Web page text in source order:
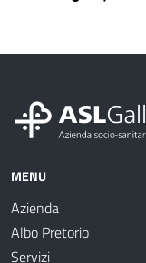
MENU
Azienda
Albo Pretorio
Servizi